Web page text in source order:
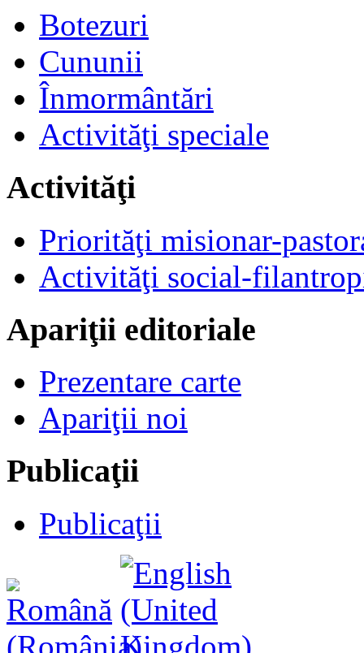
Botezuri
Cununii
Înmormântări
Activităţi speciale
Activităţi
Priorităţi misionar-
Activităţi social-
Apariţii editoriale
Prezentare carte
Apariţii noi
Publicaţii
Publicaţii